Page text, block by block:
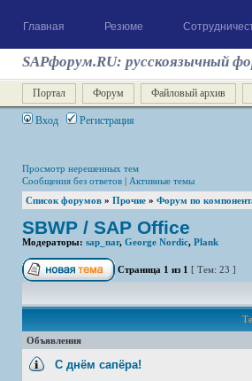
Главная Резюме
SAPфорум.RU: русскоязычный
Портал Форум Файловый архив
Вход Регистрация
Просмотр нерешенных тем
Сообщения без ответов | Активные темы
Список форумов » Прочие » Форум по
SBWP / SAP Office
Модераторы: sap_nar, George Nordic, Plank
Страница 1 из 1 [ Тем: 23 ]
Объявления
С днём сапёра!